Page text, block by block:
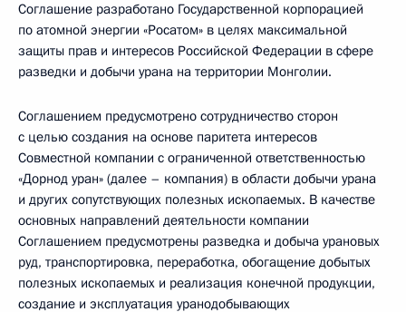
Соглашение разработано Государственной корпорацией
по атомной энергии «Росатом» в целях максимальной
защиты прав и интересов Российской Федерации в сфере
разведки и добычи урана на территории Монголии.
Соглашением предусмотрено сотрудничество сторон
с целью создания на основе паритета интересов
Совместной компании с ограниченной ответственностью
«Дорнод уран» (далее – компания) в области добычи урана
и других сопутствующих полезных ископаемых. В качестве
основных направлений деятельности компании
Соглашением предусмотрены разведка и добыча урановых
руд, транспортировка, переработка, обогащение добытых
полезных ископаемых и реализация конечной продукции,
создание и эксплуатация уранодобывающих